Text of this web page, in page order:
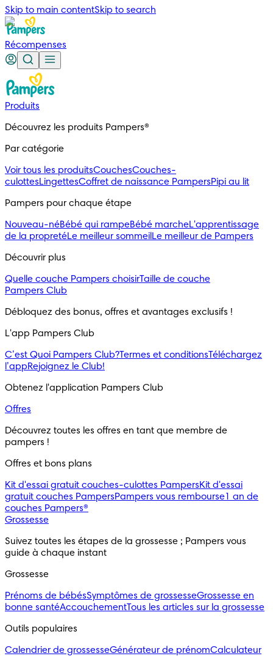
Skip to main contentSkip to search
Récompenses
Produits
Découvrez les produits Pampers®
Par catégorie
Voir tous les produitsCouchesCouches-
culottesLingettesCoffret de naissance PampersPipi au lit
Pampers pour chaque étape
Nouveau-néBébé qui rampeBébé marcheL'apprentissage
de la propretéLe meilleur sommeil Le meilleur de Pampers
Découvrir plus
Quelle couche Pampers choisirTaille de couche
Pampers Club
Débloquez des bonus, offres et avantages exclusifs !
L'app Pampers Club
C’est Quoi Pampers Club?Termes et conditionsTéléchargez
l’appRejoignez le Club!
Obtenez l'application Pampers Club
Offres
Découvrez toutes les offres en tant que membre de
pampers !
Offres et bons plans
Kit d'essai gratuit couches-culottes PampersKit d'essai
gratuit couches PampersPampers vous rembourse1 an de
couches Pampers®
Grossesse
Suivez toutes les étapes de la grossesse ; Pampers vous
guide à chaque instant
Grossesse
Prénoms de bébésSymptômes de grossesseGrossesse en
bonne santéAccouchementTous les articles sur la grossesse
Outils populaires
Calendrier de grossesseGénérateur de prénomCalculateur